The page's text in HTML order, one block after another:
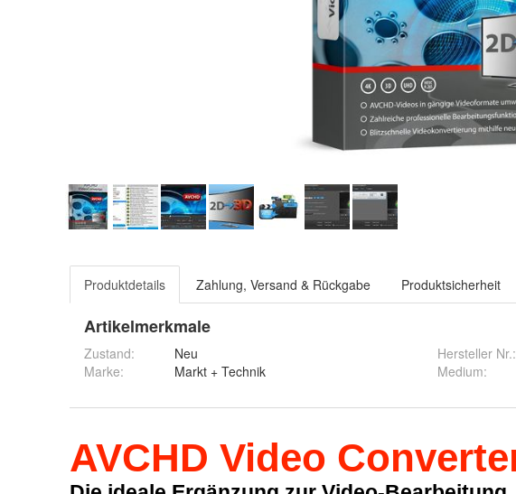
Produktdetails Zahlung, Versand & Rückgabe Produktsicherheit
Artikelmerkmale
Zustand:
Neu
Marke:
Markt + Technik
Hersteller Nr.:
Medium: